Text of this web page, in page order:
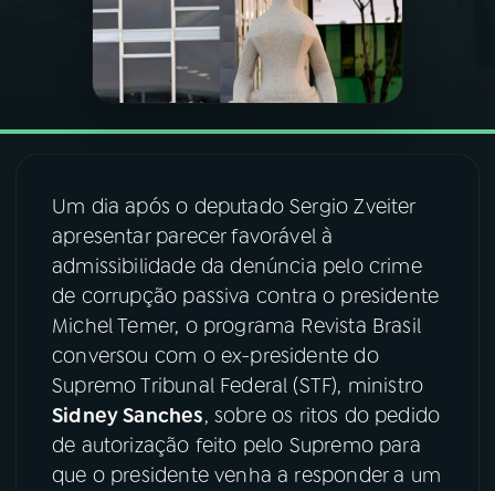
PROGRAMAS
07ÚLTIMAS
08 FESTIVAL DE MÚSICA
ACOMPANHE A RÁDIO NACIONAL
YouTube Facebook
Um dia após o deputado Sergio Zveiter
apresentar parecer favorável à
admissibilidade da denúncia pelo crime
de corrupção passiva contra o presidente
Michel Temer, o programa Revista Brasil
conversou com o ex-presidente do
Supremo Tribunal Federal (STF), ministro
Sidney Sanches, sobre os ritos do pedido
de autorização feito pelo Supremo para
que o presidente venha a responder a um